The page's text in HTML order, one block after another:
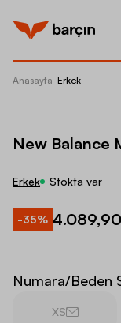
Anasayfa-Erkek
New Balance
Erkek Stokta var
-35%
Numara/Beden
XS